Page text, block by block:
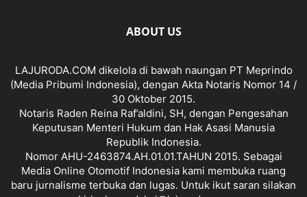
ABOUT US
LAJURODA.COM dikelola di bawah naungan PT Meprindo
(Media Pribumi Indonesia), dengan Akta Notaris Nomor 14 /
30 Oktober 2015.
Notaris Raden Reina Raf’aldini, SH, dengan Pengesahan
Keputusan Menteri Hukum dan Hak Asasi Manusia
Republik Indonesia.
Nomor AHU-2463874.AH.01.01.TAHUN 2015. Sebagai
Media Online Otomotif Indonesia kami membuka ruang
baru jurnalisme terbuka dan lugas. Untuk ikut saran silakan